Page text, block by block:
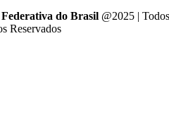
do Brasil @2025 | Todos
Reservados